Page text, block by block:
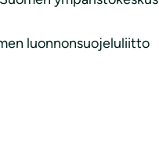
luonnonsuojeluliitto